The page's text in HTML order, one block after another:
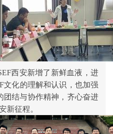
西安新增了新鲜血液 ，进
文化的理解和认识，也加强
团结与协作精神 ， 齐心奋进
新征程。